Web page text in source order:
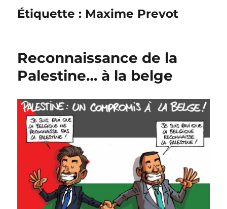
Étiquette : Maxime Prevot
Reconnaissance de la
Palestine… à la belge